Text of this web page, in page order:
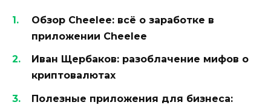
Обзор Cheelee: всё о заработке в
приложении Cheelee
Иван Щербаков: разоблачение мифов о
криптовалютах
Полезные приложения для бизнеса: